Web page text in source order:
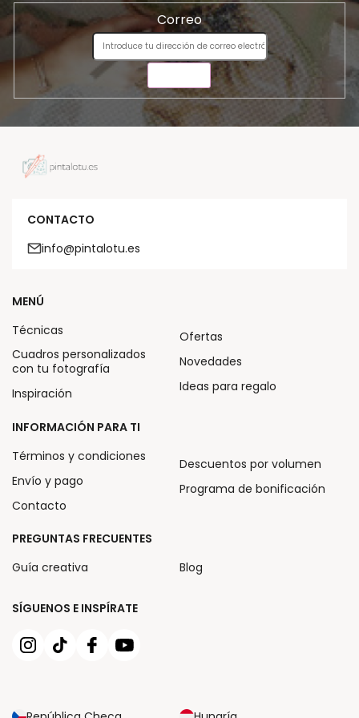
Correo
CONTACTO
info@pintalotu.es
SÍGUENOS E INSPÍRATE
MENÚ
Técnicas
Cuadros personalizados
con tu fotografía
Inspiración
Ofertas
Novedades
Ideas para regalo
INFORMACIÓN PARA TI
Términos y condiciones
Envío y pago
Contacto
Descuentos por volumen
Programa de bonificación
PREGUNTAS FRECUENTES
Guía creativa
Blog